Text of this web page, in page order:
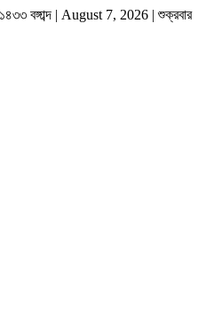
বঙ্গাব্দ | August 7, 2026 |শুক্রবার